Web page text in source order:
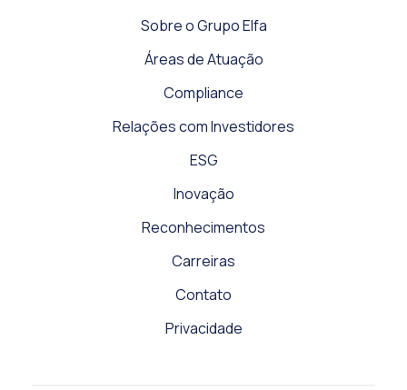
Sobre o Grupo Elfa
Áreas de Atuação
Compliance
Relações com Investidores
ESG
Inovação
Reconhecimentos
Carreiras
Contato
Privacidade